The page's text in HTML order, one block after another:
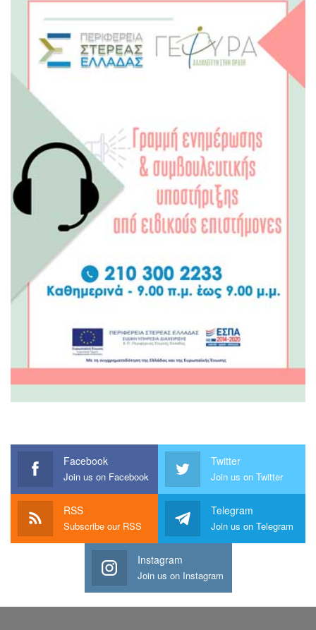
Facebook
Join us on Facebook
Twitter
Join us on Twitter
RSS
Subscribe our RSS
Telegram
Join us on Telegram
Instagram
Join us on Instagram